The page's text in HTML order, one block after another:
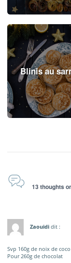
Blinis au
13 thoughts
Zaouidi dit :
Svp 160g de noix de coco
Pour 260g de chocolat